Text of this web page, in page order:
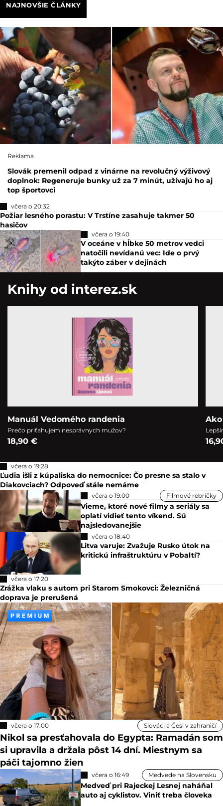
NAJNOVŠIE ČLÁNKY
Reklama
Slovák premenil odpad z vinárne na revolučný výživový
doplnok: Regeneruje bunky už za 7 minút, užívajú ho aj
top športovci
včera o 20:32
Požiar lesného porastu: V Trstíne zasahuje takmer 50
hasičov
včera o 19:40
V oceáne v hĺbke 50 metrov vedci
natočili nevídanú vec: Ide o prvý
takýto záber v dejinách
Knihy od interez.sk
Manuál Vedomého randenia
Prečo priťahujem nesprávnych mužov?
18,90 €
včera o 19:28
Ľudia išli z kúpaliska do nemocnice: Čo presne sa stalo v
Diakovciach? Odpoveď stále nemáme
včera o 19:00 Filmové rebríčky
Vieme, ktoré nové filmy a seriály sa
oplatí vidieť tento víkend. Sú
najsledovanejšie
včera o 18:40
Litva varuje: Zvažuje Rusko útok na
kritickú infraštruktúru v Pobaltí?
včera o 17:20
Zrážka vlaku s autom pri Starom Smokovci: Železničná
doprava je prerušená
včera o 17:00 Slováci a Česi v zahraničí
Nikol sa presťahovala do Egypta: Ramadán som
si upravila a držala pôst 14 dní. Miestnym sa
páči tajomno žien
včera o 16:49 Medvede na Slovensku
Medveď pri Rajeckej Lesnej naháňal
auto aj cyklistov. Viniť treba človeka